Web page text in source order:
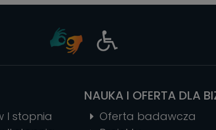
I stopnia
NAUKA I OFERTA DLA
Oferta badawcza